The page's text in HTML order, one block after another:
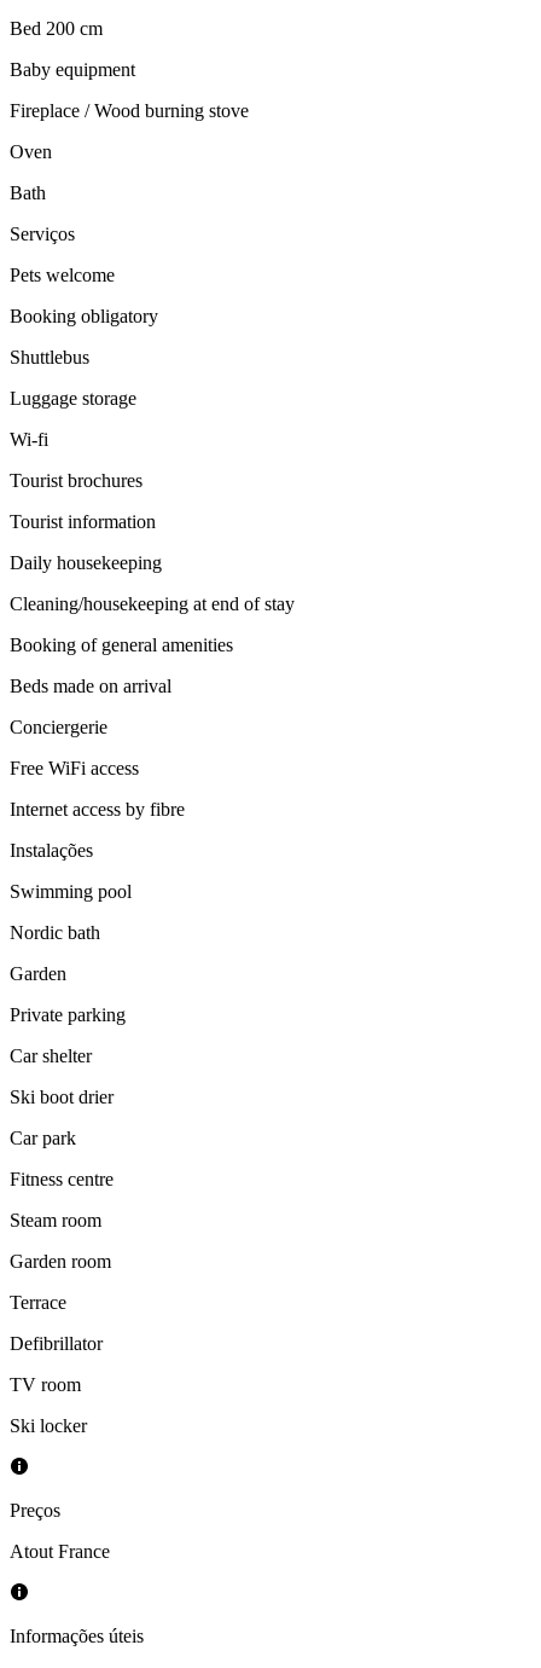
Bed 200 cm
Baby equipment
Fireplace / Wood burning stove
Oven
Bath
Serviços
Pets welcome
Booking obligatory
Shuttlebus
Luggage storage
Wi-fi
Tourist brochures
Tourist information
Daily housekeeping
Cleaning/housekeeping at end of stay
Booking of general amenities
Beds made on arrival
Conciergerie
Free WiFi access
Internet access by fibre
Instalações
Swimming pool
Nordic bath
Garden
Private parking
Car shelter
Ski boot drier
Car park
Fitness centre
Steam room
Garden room
Terrace
Defibrillator
TV room
Ski locker
Preços
Atout France
Informações úteis